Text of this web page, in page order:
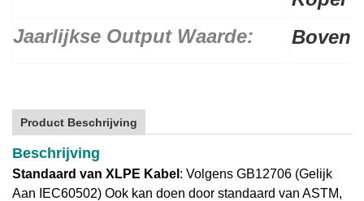
Jaarlijkse Output Waarde:
Boven
Product Beschrijving
Beschrijving
Standaard van XLPE Kabel : Volgens GB12706 (Gelijk
Aan IEC60502) Ook kan doen door standaard van ASTM,